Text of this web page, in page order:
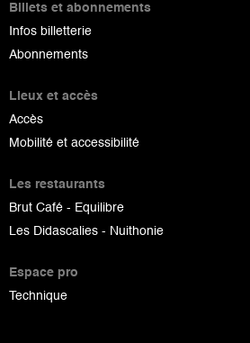
Billets et abonnements
Infos billetterie
Abonnements
Lieux et accès
Accès
Mobilité et accessibilité
Les restaurants
Brut Café - Equilibre
Les Didascalies - Nuithonie
Espace pro
Technique